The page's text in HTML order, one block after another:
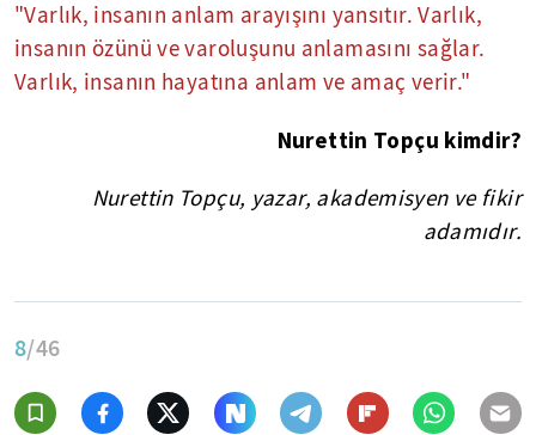
"Varlık, insanın anlam arayışını yansıtır. Varlık,
insanın özünü ve varoluşunu anlamasını sağlar.
Varlık, insanın hayatına anlam ve amaç verir."
Nurettin Topçu kimdir?
Nurettin Topçu, yazar, akademisyen ve fikir
adamıdır.
8/46